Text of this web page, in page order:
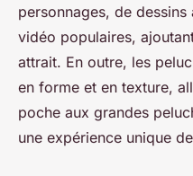
personnages, de
vidéo populaires,
attrait. En outre, les
en forme et en texture,
poche aux grandes
une expérience unique